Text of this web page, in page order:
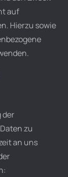
auf
Hierzu sowie
der
zu
an uns